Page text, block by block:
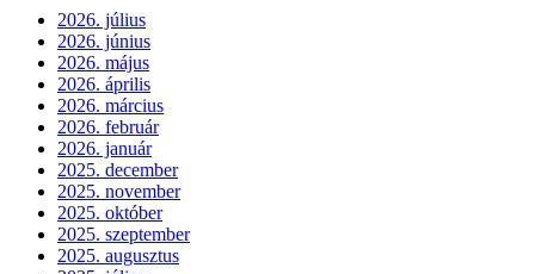
2026. július
2026. június
2026. május
2026. április
2026. március
2026. február
2026. január
2025. december
2025. november
2025. október
2025. szeptember
2025. augusztus